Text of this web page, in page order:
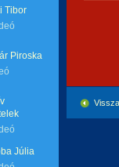
Tibor
Piroska
Júlia